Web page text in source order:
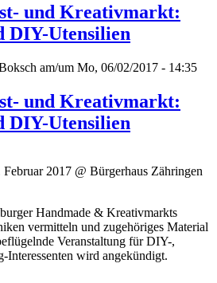
und Kreativmarkt:
DIY-Utensilien
am/um Mo, 06/02/2017 - 14:35
und Kreativmarkt:
DIY-Utensilien
Februar 2017 @ Bürgerhaus Zähringen
Handmade & Kreativmarkts
vermitteln und zugehöriges Material
Veranstaltung für DIY-,
wird angekündigt.